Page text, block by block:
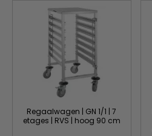
Regaalwagen | GN 1/1 | 7
etages | RVS | hoog 90 cm